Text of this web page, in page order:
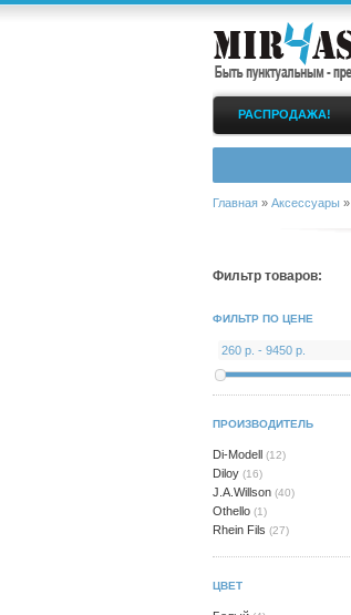
РАСПРОДАЖА!
Главная » Аксессуары »
Фильтр товаров:
ФИЛЬТР ПО ЦЕНЕ
ПРОИЗВОДИТЕЛЬ
Di-Modell (12)
Diloy (16)
J.A.Willson (40)
Othello (1)
Rhein Fils (27)
ЦВЕТ